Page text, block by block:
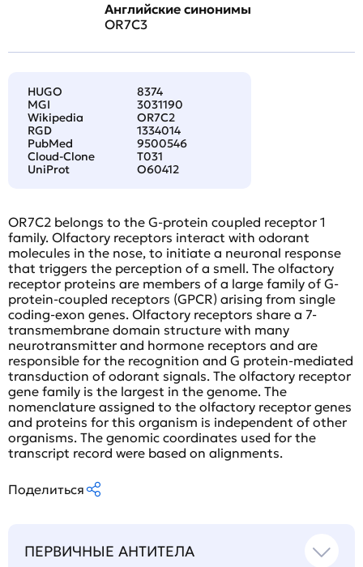
Английские синонимы
OR7C3
HUGO
8374
MGI
3031190
Wikipedia
OR7C2
RGD
1334014
PubMed
9500546
Cloud-Clone
T031
UniProt
O60412
OR7C2 belongs to the G-protein coupled receptor 1
family. Olfactory receptors interact with odorant
molecules in the nose, to initiate a neuronal response
that triggers the perception of a smell. The olfactory
receptor proteins are members of a large family of G-
protein-coupled receptors (GPCR) arising from single
coding-exon genes. Olfactory receptors share a 7-
transmembrane domain structure with many
neurotransmitter and hormone receptors and are
responsible for the recognition and G protein-mediated
transduction of odorant signals. The olfactory receptor
gene family is the largest in the genome. The
nomenclature assigned to the olfactory receptor genes
and proteins for this organism is independent of other
organisms. The genomic coordinates used for the
transcript record were based on alignments.
Поделиться
ПЕРВИЧНЫЕ АНТИТЕЛА